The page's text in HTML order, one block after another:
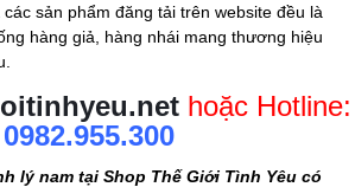
sản phẩm đăng tải trên website đều là
hàng giả, hàng nhái mang thương hiệu
hoặc Hotline:
0982.955.300
lý nam tại Shop Thế Giới Tình Yêu có